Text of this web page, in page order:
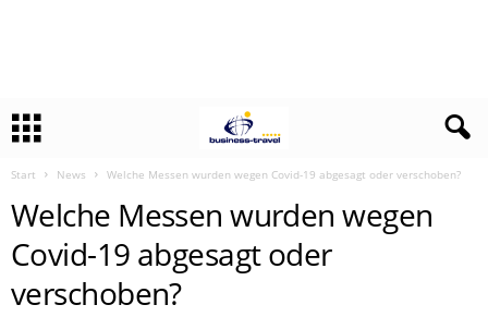
Start News Welche Messen wurden wegen Covid-19 abgesagt oder verschoben?
Welche Messen wurden wegen
Covid-19 abgesagt oder
verschoben?